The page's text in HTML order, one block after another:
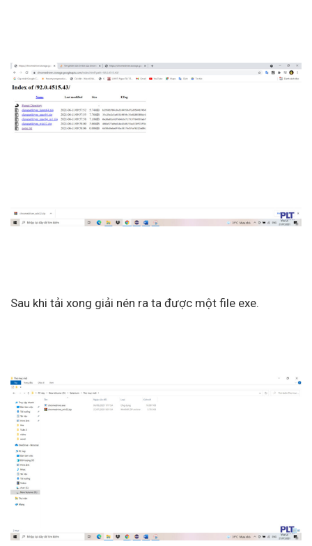
Sau khi tải xong giải nén ra ta được một file exe.